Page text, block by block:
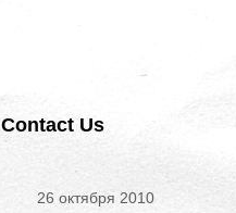
Contact Us
26 октября 2010